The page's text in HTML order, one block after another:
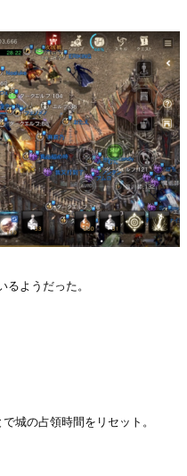
ようだった。
城の占領時間をリセット。